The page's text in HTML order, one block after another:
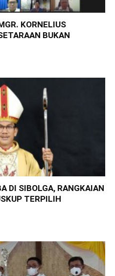
KORNELIUS
BUKAN
DI SIBOLGA, RANGKAIAN
TERPILIH